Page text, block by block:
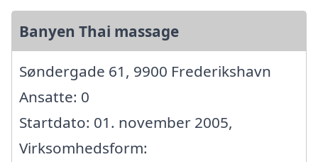
Banyen Thai massage
Søndergade 61, 9900 Frederikshavn
Ansatte: 0
Startdato: 01. november 2005,
Virksomhedsform: